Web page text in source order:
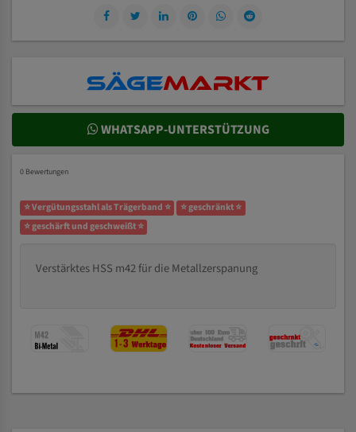
WHATSAPP-UNTERSTÜTZUNG
0 Bewertungen
⭐ Vergütungsstahl als Trägerband ⭐
⭐ geschränkt ⭐
⭐ geschärft und geschweißt ⭐
Verstärktes HSS m42 für die Metallzerspanung